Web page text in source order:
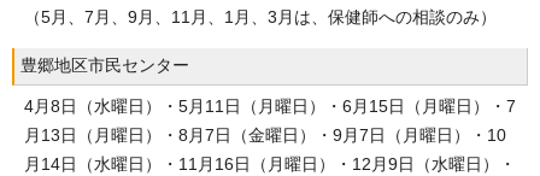
（5月、7月、9月、11月、1月、3月は、保健師への相談のみ）
豊郷地区市民センター
4月8日（水曜日）・5月11日（月曜日）・6月15日（月曜日）・7
月13日（月曜日）・8月7日（金曜日）・9月7日（月曜日）・10
月14日（水曜日）・11月16日（月曜日）・12月9日（水曜日）・